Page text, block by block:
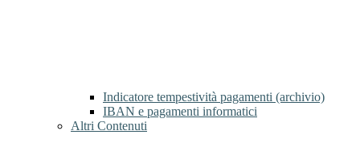
Indicatore tempestività pagamenti (archivio)
IBAN e pagamenti informatici
Altri Contenuti